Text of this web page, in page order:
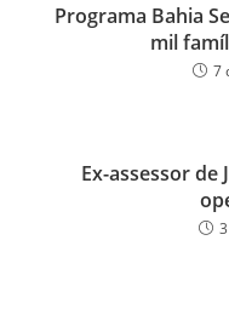
Programa Bahia
mil
7
Ex-assessor de